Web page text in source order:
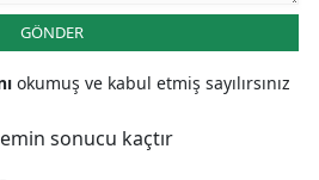
GÖNDER
okumuş ve kabul etmiş sayılırsınız
sonucu kaçtır